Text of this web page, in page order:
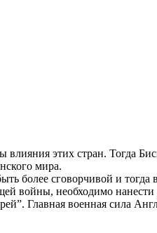
этих стран. Тогда
мира.
более сговорчивой и
войны, необходимо
Главная военная сила